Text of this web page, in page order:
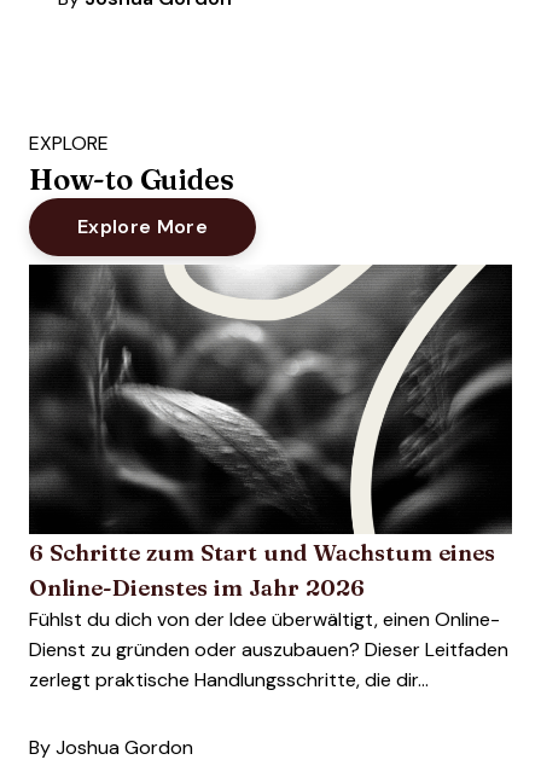
EXPLORE
How-to Guides
Explore More
6 Schritte zum Start und Wachstum eines
Online-Dienstes im Jahr 2026
Fühlst du dich von der Idee überwältigt, einen Online-
Dienst zu gründen oder auszubauen? Dieser Leitfaden
zerlegt praktische Handlungsschritte, die dir...
By Joshua Gordon